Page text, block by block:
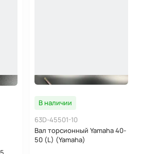
В наличии
63D-45501-10
Вал торсионный Yamaha 40-
50 (L) (Yamaha)